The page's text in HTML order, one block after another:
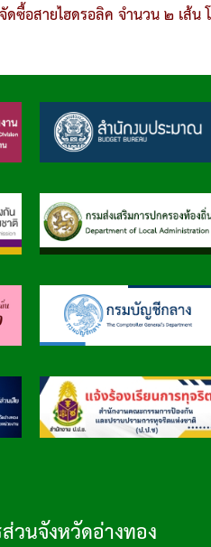
ซื้อสายไฮดรอลิค จำนวน ๒ เส้น
วนจังหวัดอ่างทอง